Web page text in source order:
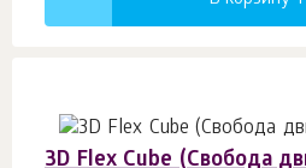
3D Flex Cube (Свобода